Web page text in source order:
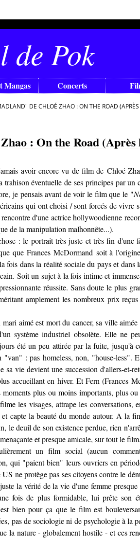
de Pok
Mangas Concerts
DE CHLOÉ ZHAO : ON THE ROAD (APRÈS
: On the Road
avoir encore vu de film de Chloé
éventuelle de ses principes par un
je pensais avant de voir le film que le "
qui ont choisi / sont forcés de vivre
d'une actrice hollywoodienne
de la manipulation malhonnête...).
: le portrait très juste et très fin d'une
queFrances McDormand soit à
dans la réalité sociale du pays et dans
Soit un sujet à la fois intime et
réussite. Sans doute le plus
amplement les nombreux prix
aimé est mort du cancer, sa ville
système industriel obsolète. Elle ne
été un peu attirée par la fuite, jusqu'à
: pas homeless, non, "house-less".
sa vie devient une succession d'allers-et-
accueillant en hiver. Et Fern (Frances
moments plus ou moins importants, plus
filme les visages, attrape les conversations,
capte la beauté du monde autour. A la
le deuil de son existence perdue, rien
et presque amicale, sur tout le film.
un film social (aucun
qui "paient bien" leurs ouvriers en
ne protège pas ses citoyens contre le
la vérité de la vie d'une femme
fois de plus formidable, lui prête son
bien pour ça que le film est
pas de sociologie ni de psychologie à la
la nature - globalement hostile - et ces